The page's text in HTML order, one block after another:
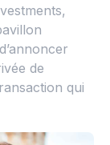
de
qui